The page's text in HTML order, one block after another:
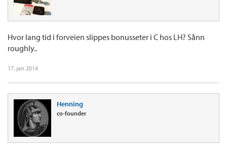
Hvor lang tid i forveien slippes bonusseter i C hos LH? Sånn
roughly..
17. jan 2014
Henning
co-founder